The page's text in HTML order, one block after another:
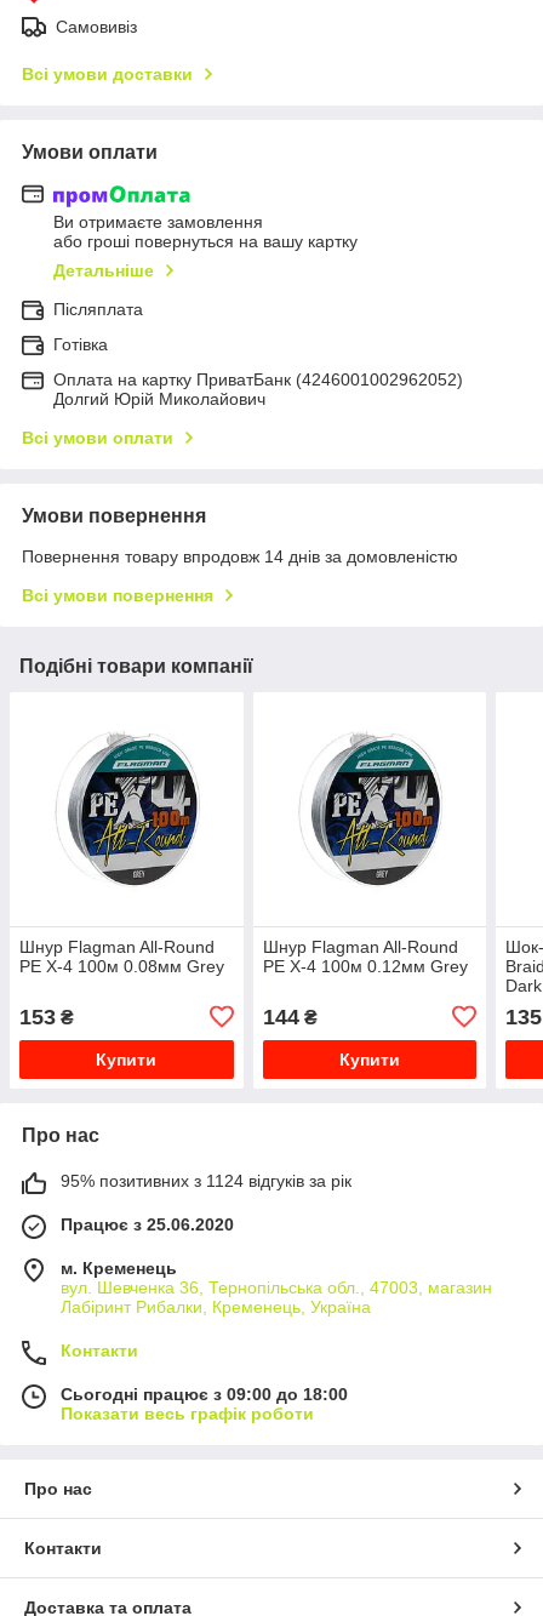
Самовивіз
Всі умови доставки
Умови оплати
Ви отримаєте замовлення
або гроші повернуться на вашу картку
Детальніше
Післяплата
Готівка
Оплата на картку ПриватБанк (4246001002962052)
Долгий Юрій Миколайович
Всі умови оплати
Умови повернення
Повернення товару впродовж 14 днів за домовленістю
Всі умови повернення
Подібні товари компанії
Шнур Flagman All-Round
PE X-4 100м 0.08мм Grey
153 ₴
Купити
Шнур Flagman All-Round
PE X-4 100м 0.12мм Grey
144₴
Купити
135
Про нас
95% позитивних з 1124 відгуків за рік
Працює з 25.06.2020
м. Кременець
вул. Шевченка 36, Тернопільська обл., 47003, магазин
Лабіринт Рибалки, Кременець, Україна
Контакти
Сьогодні працює з 09:00 до 18:00
Показати весь графік роботи
Про нас
Контакти
Доставка та оплата